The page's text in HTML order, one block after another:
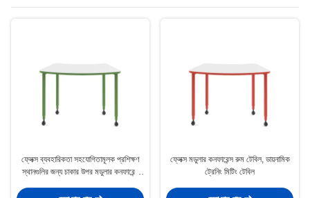
ফ্লেক্স ব্যবহারিকতা সহযোগিতামূলক প্রশিক্ষণ
স্থানগুলির জন্য চাকার উপর মডুলার কনফারেন্স
ফ্লেক্স মডুলার কনফারেন্স রুম টেবিল, ডায়নামিক
ট্রেনিং মিটিং টেবিল